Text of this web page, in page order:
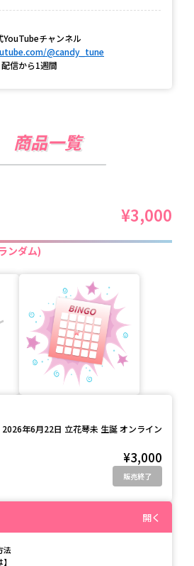
YouTubeチャンネル
@candy_tune
信から1週間
商品一覧
¥3,000
ンダム)
2026年6月22日 立花琴未 生誕 オンライン
¥3,000
販売終了
開く
法